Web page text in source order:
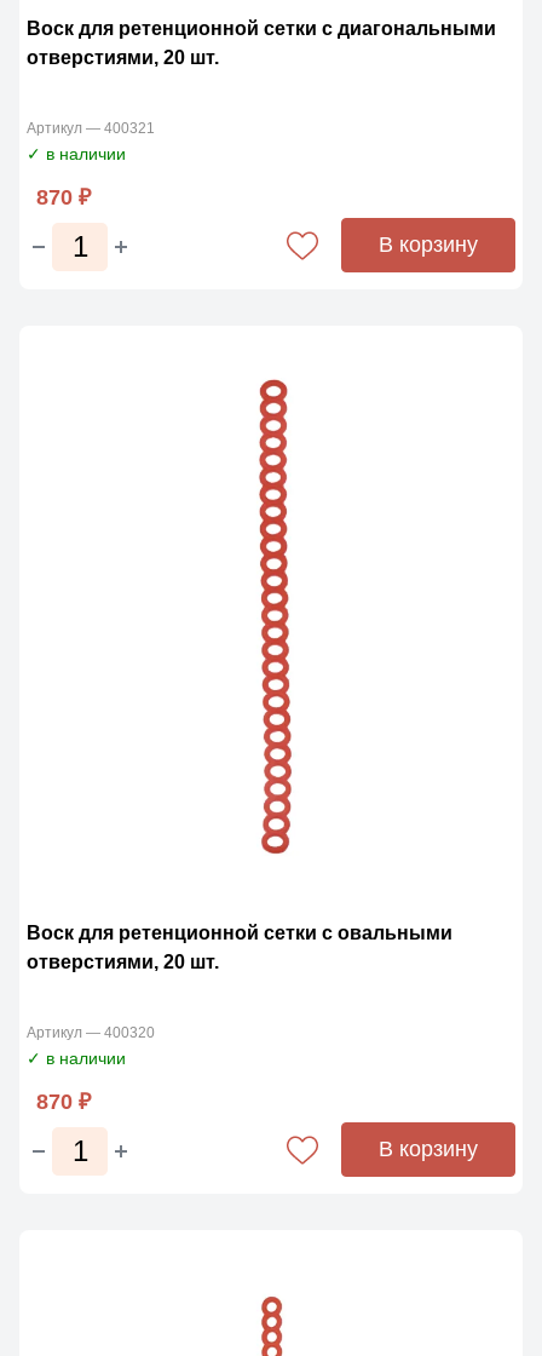
Воск для ретенционной сетки с диагональными
отверстиями, 20 шт.
Артикул — 400321
✓ в наличии
870 ₽
В корзину
Воск для ретенционной сетки с овальными
отверстиями, 20 шт.
Артикул — 400320
✓ в наличии
870 ₽
В корзину